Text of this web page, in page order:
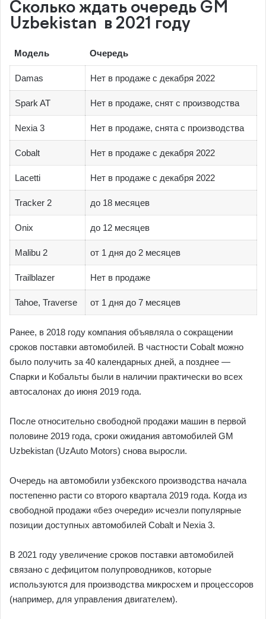
Сколько ждать очередь GM
Uzbekistan в 2021 году
Модель Очередь
Damas Нет в продаже с декабря 2022
Spark AT Нет в продаже, снят с производства
Nexia 3 Нет в продаже, снята с производства
Cobalt Нет в продаже с декабря 2022
Lacetti Нет в продаже с декабря 2022
Tracker 2 до 18 месяцев
Onix до 12 месяцев
Malibu 2 от 1 дня до 2 месяцев
Trailblazer Нет в продаже
Tahoe, Traverse от 1 дня до 7 месяцев
Ранее, в 2018 году компания объявляла о сокращении
сроков поставки автомобилей. В частности Cobalt можно
было получить за 40 календарных дней, а позднее —
Спарки и Кобальты были в наличии практически во всех
автосалонах до июня 2019 года.
После относительно свободной продажи машин в первой
половине 2019 года, сроки ожидания автомобилей GM
Uzbekistan (UzAuto Motors) снова выросли.
Очередь на автомобили узбекского производства начала
постепенно расти со второго квартала 2019 года. Когда из
свободной продажи «без очереди» исчезли популярные
позиции доступных автомобилей Cobalt и Nexia 3.
В 2021 году увеличение сроков поставки автомобилей
связано с дефицитом полупроводников, которые
используются для производства микросхем и процессоров
(например, для управления двигателем).